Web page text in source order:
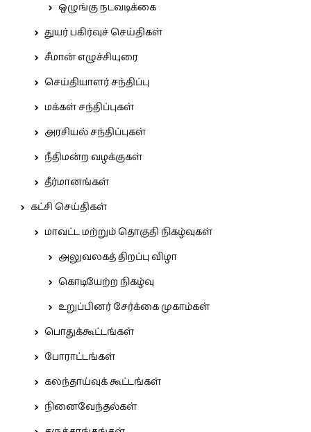
ஒழுங்கு நடவடிக்கை
துயர் பகிர்வுச் செய்திகள்
சீமான் எழுச்சியுரை
செய்தியாளர் சந்திப்பு
மக்கள் சந்திப்புகள்
அரசியல் சந்திப்புகள்
நீதிமன்ற வழக்குகள்
தீர்மானங்கள்
கட்சி செய்திகள்
மாவட்ட மற்றும் தொகுதி நிகழ்வுகள்
அலுவலகத் திறப்பு விழா
கொடியேற்ற நிகழ்வு
உறுப்பினர் சேர்க்கை முகாம்கள்
பொதுக்கூட்டங்கள்
போராட்டங்கள்
கலந்தாய்வுக் கூட்டங்கள்
நினைவேந்தல்கள்